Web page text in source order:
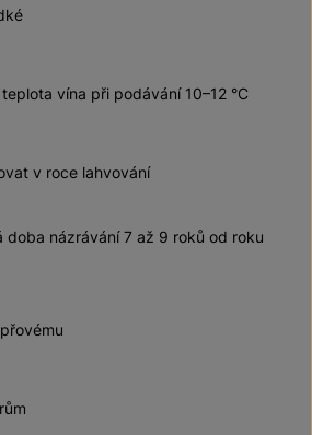
vína při podávání 10–12 °C
v roce lahvování
doba názrávání 7 až 9 roků od roku